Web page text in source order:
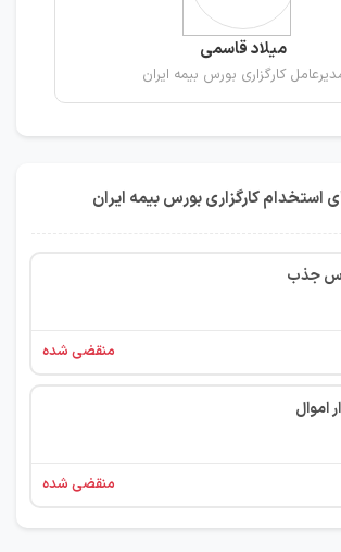
میلاد قاسمی
کارگزاری بورس بیمه ایران
استخدام کارگزاری بورس بیمه ایران
جذب
منقضی شده
اموال
منقضی شده